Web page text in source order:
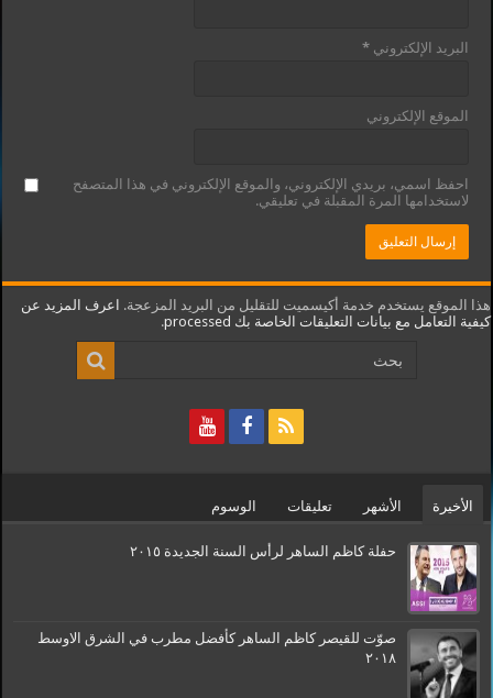
البريد الإلكتروني*
الموقع الإلكتروني
احفظ اسمي، بريدي الإلكتروني، والموقع الإلكتروني في هذا المتصفح
لاستخدامها المرة المقبلة في تعليقي.
هذا الموقع يستخدم خدمة أكيسميت للتقليل من البريد المزعجة. اعرف المزيد عن
كيفية التعامل مع بيانات التعليقات الخاصة بك processed
.
الأخيرة الأشهر تعليقات الوسوم
حفلة كاظم الساهر لرأس السنة الجديدة ٢٠١٥
صوّت للقيصر كاظم الساهر كأفضل مطرب في الشرق الاوسط
٢٠١٨